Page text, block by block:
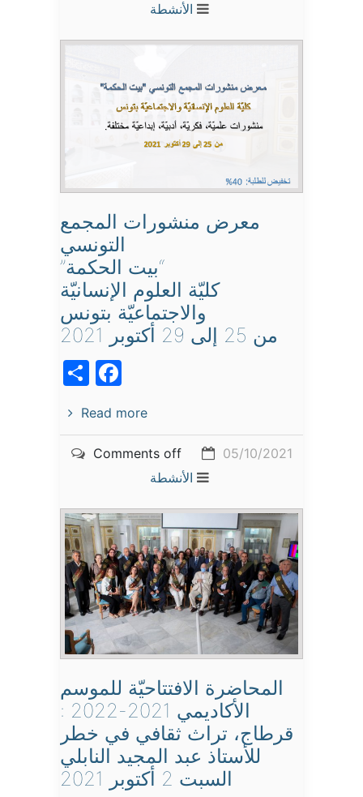
الأنشطة
معرض منشورات المجمع
التونسي
“بيت الحكمة”
كليّة العلوم الإنسانيّة
والاجتماعيّة بتونس
من 25 إلى 29 أكتوبر 2021
Read more
05/10/2021
Comments off
الأنشطة
المحاضرة الافتتاحيّة للموسم
الأكاديمي 2021-2022 :
قرطاج، تراث ثقافي في خطر
للأستاذ عبد المجيد النابلي
السبت 2 أكتوبر 2021